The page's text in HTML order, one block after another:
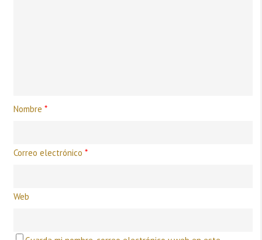
Nombre*
Correo electrónico*
Web